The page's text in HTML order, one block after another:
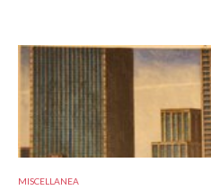
MISCELLANEA